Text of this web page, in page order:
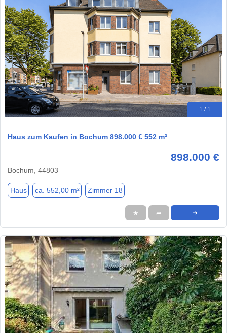
1 / 1
Haus zum Kaufen in Bochum 898.000 € 552 m²
898.000 €
Bochum, 44803
Haus ca. 552,00 m² Zimmer 18
★ ➦ ➜